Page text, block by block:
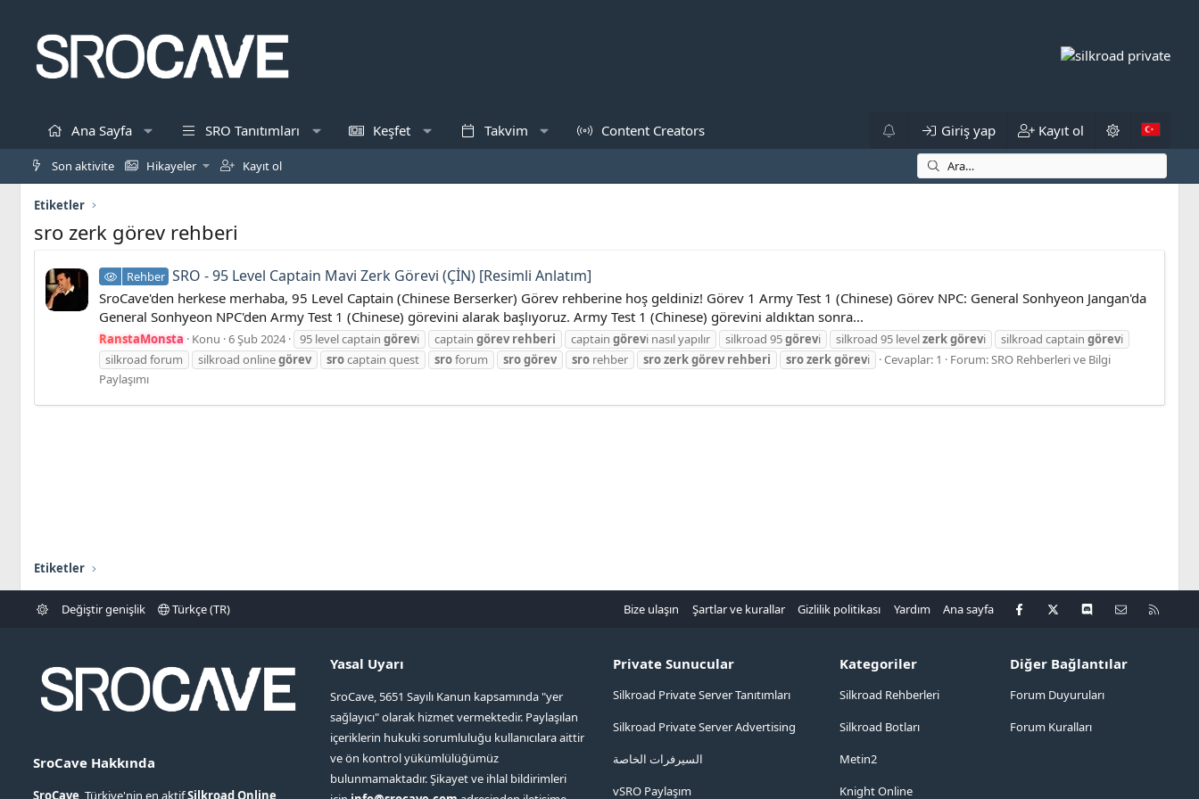
Ana Sayfa SRO Tanıtımları Keşfet Takvim Content Creators Giriş yap Kayıt ol
Son aktivite Hikayeler Kayıt ol
Etiketler
sro zerk görev rehberi
Rehber SRO - 95 Level Captain Mavi Zerk Görevi (ÇİN) [Resimli Anlatım]
SroCave'den herkese merhaba, 95 Level Captain (Chinese Berserker) Görev rehberine hoş geldiniz! Görev 1 Army Test 1 (Chinese) Görev NPC: General Sonhyeon Jangan'da
General Sonhyeon NPC'den Army Test 1 (Chinese) görevini alarak başlıyoruz. Army Test 1 (Chinese) görevini aldıktan sonra...
RanstaMonsta Konu 6 Şub 2024 95 level captain görevi captain görev rehberi captain görevi nasıl yapılır silkroad 95görevi silkroad 95 levelzerkgörevi silkroad captain görevi
silkroad forum
silkroad onlinegörev srocaptain quest sroforum srogörev sro rehber srozerkgörev rehberi srozerkgörevi Cevaplar: 1 Forum: SRO Rehberleri ve Bilgi
Paylaşımı
Etiketler
Değiştir genişlik Türkçe (TR) Bize ulaşın Şartlar ve kurallar Gizlilik politikası Yardım Ana sayfa Facebook
X Discord Bize ulaşın
SroCave Hakkında
SroCave , Türkiye'nin en aktifSilkroad Online
Yasal Uyarı
SroCave, 5651 Sayılı Kanun kapsamında "yer
sağlayıcı" olarak hizmet vermektedir. Paylaşılan
içeriklerin hukuki sorumluluğu kullanıcılara aittir
ve ön kontrol yükümlülüğümüz
bulunmamaktadır. Şikayet ve ihlal bildirimleri
Private Sunucular
Silkroad Private Server Tanıtımları
Silkroad Private Server Advertising
السيرفرات الخاصة
vSRO Paylaşım
Kategoriler
Silkroad Rehberleri
Silkroad Botları
Metin2
Knight Online
Diğer Bağlantılar
Forum Duyuruları
Forum Kuralları